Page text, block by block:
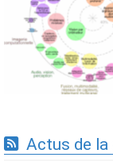
Expertises du
cartographie
19/09/2025
Actus de